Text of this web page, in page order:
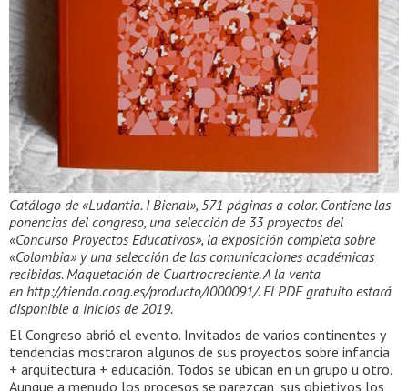
Catálogo de «Ludantia. I Bienal», 571 páginas a color. Contiene las
ponencias del congreso, una selección de 33 proyectos del
«Concurso Proyectos Educativos», la exposición completa sobre
«Colombia» y una selección de las comunicaciones académicas
recibidas. Maquetación de Cuartrocreciente. A la venta
en http://tienda.coag.es/producto/l000091/. El PDF gratuito estará
disponible a inicios de 2019.
El Congreso abrió el evento. Invitados de varios continentes y
tendencias mostraron algunos de sus proyectos sobre infancia
+ arquitectura + educación. Todos se ubican en un grupo u otro.
Aunque a menudo los procesos se parezcan, sus objetivos los